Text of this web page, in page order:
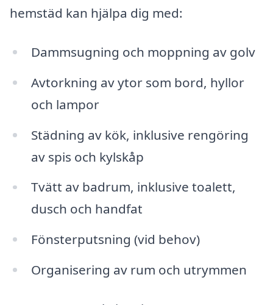
hemstäd kan hjälpa dig med:
Dammsugning och moppning av golv
Avtorkning av ytor som bord, hyllor
och lampor
Städning av kök, inklusive rengöring
av spis och kylskåp
Tvätt av badrum, inklusive toalett,
dusch och handfat
Fönsterputsning (vid behov)
Organisering av rum och utrymmen